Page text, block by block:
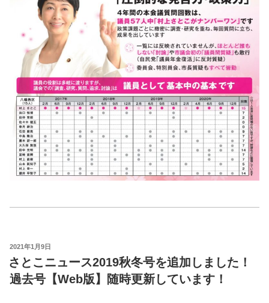
投
稿
日:
2021年1月9日
さとこニュース2019秋冬号を追加しました！
過去号【Web版】随時更新しています！